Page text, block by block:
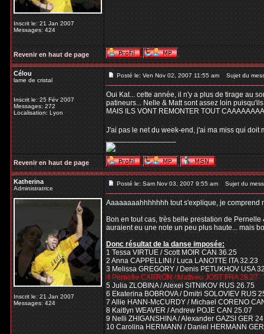
Inscrit le: 21 Jan 2007
Messages: 424
Revenir en haut de page
Célou
lame de cristal
Inscrit le: 25 Fév 2007
Messages: 272
Localisation: Lyon
Posté le: Ven Nov 02, 2007 11:55 am Sujet du
Oui Kat... cette année, il n'y a plus de tirage au
patineurs... Nelle & Matt sont assez loin
MAIS ILS VONT REMONTER TOUT
J'ai pas le net du week-end, j'ai ma miss qui
_________________
Revenir en haut de page
Katherina
Administratrice
Inscrit le: 21 Jan 2007
Messages: 424
Posté le: Sam Nov 03, 2007 9:55 am Sujet du
Aaaaaaaahhhhhhh tout s'explique, je comprend
Bon en tout cas, très belle prestation de
auraient eu une note un peu plus haute... mais
Donc résultat de la danse imposée:
1 Tessa VIRTUE / Scott MOIR CAN 36.25
2 Anna CAPPELLINI / Luca LANOTTE ITA 32.23
3 Melissa GREGORY / Denis PETUKHOV USA
4 Pernelle CARRON / Mathieu JOST FRA 28.27
5 Julia ZLOBINA / Alexei SITNIKOV RUS 26.75
6 Ekaterina BOBROVA / Dmitri SOLOVIEV RUS
7 Allie HANN-McCURDY / Michael CORENO
8 Kaitlyn WEAVER / Andrew POJE CAN 25.07
9 Nelli ZHIGANSHINA / Alexander GAZSI GER
10 Carolina HERMANN / Daniel HERMANN